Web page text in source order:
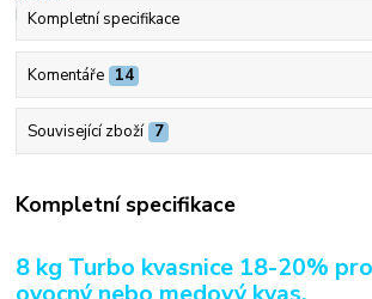
Kompletní specifikace
Komentáře 14
Související zboží 7
Kompletní specifikace
8 kg Turbo kvasnice 18-20%